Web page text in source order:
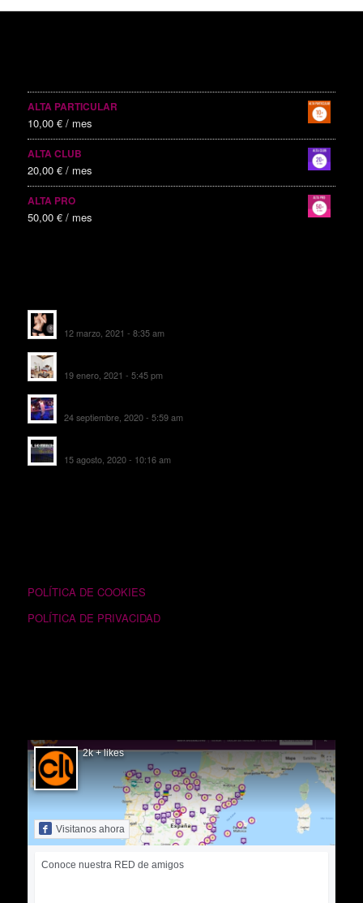
ALTA PARTICULAR
10,00 € / mes
ALTA CLUB
20,00 € / mes
ALTA PRO
50,00 € / mes
12 marzo, 2021 - 8:35 am
19 enero, 2021 - 5:45 pm
24 septiembre, 2020 - 5:59 am
15 agosto, 2020 - 10:16 am
POLÍTICA DE COOKIES
POLÍTICA DE PRIVACIDAD
2k + likes
Visitanos ahora
Conoce nuestra RED de amigos